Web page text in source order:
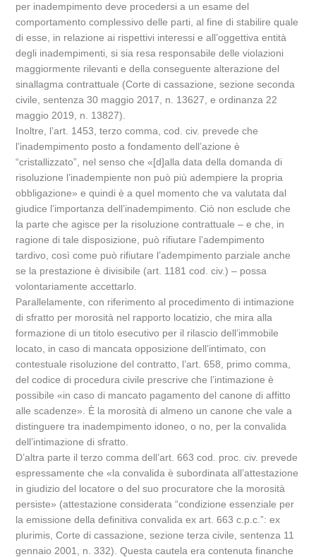
per inadempimento deve procedersi a un esame del
comportamento complessivo delle parti, al fine di stabilire quale
di esse, in relazione ai rispettivi interessi e all’oggettiva entità
degli inadempimenti, si sia resa responsabile delle violazioni
maggiormente rilevanti e della conseguente alterazione del
sinallagma contrattuale (Corte di cassazione, sezione seconda
civile, sentenza 30 maggio 2017, n. 13627, e ordinanza 22
maggio 2019, n. 13827).
Inoltre, l’art. 1453, terzo comma, cod. civ. prevede che
l’inadempimento posto a fondamento dell’azione è
“cristallizzato”, nel senso che «[d]alla data della domanda di
risoluzione l’inadempiente non può più adempiere la propria
obbligazione» e quindi è a quel momento che va valutata dal
giudice l’importanza dell’inadempimento. Ciò non esclude che
la parte che agisce per la risoluzione contrattuale – e che, in
ragione di tale disposizione, può rifiutare l’adempimento
tardivo, così come può rifiutare l’adempimento parziale anche
se la prestazione è divisibile (art. 1181 cod. civ.) – possa
volontariamente accettarlo.
Parallelamente, con riferimento al procedimento di intimazione
di sfratto per morosità nel rapporto locatizio, che mira alla
formazione di un titolo esecutivo per il rilascio dell’immobile
locato, in caso di mancata opposizione dell’intimato, con
contestuale risoluzione del contratto, l’art. 658, primo comma,
del codice di procedura civile prescrive che l’intimazione è
possibile «in caso di mancato pagamento del canone di affitto
alle scadenze». È la morosità di almeno un canone che vale a
distinguere tra inadempimento idoneo, o no, per la convalida
dell’intimazione di sfratto.
D’altra parte il terzo comma dell’art. 663 cod. proc. civ. prevede
espressamente che «la convalida è subordinata all’attestazione
in giudizio del locatore o del suo procuratore che la morosità
persiste» (attestazione considerata “condizione essenziale per
la emissione della definitiva convalida ex art. 663 c.p.c.”: ex
plurimis, Corte di cassazione, sezione terza civile, sentenza 11
gennaio 2001, n. 332). Questa cautela era contenuta finanche